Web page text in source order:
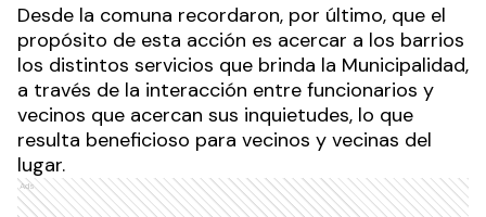
Desde la comuna recordaron, por último, que el
propósito de esta acción es acercar a los barrios
los distintos servicios que brinda la Municipalidad,
a través de la interacción entre funcionarios y
vecinos que acercan sus inquietudes, lo que
resulta beneficioso para vecinos y vecinas del
lugar.
Ads